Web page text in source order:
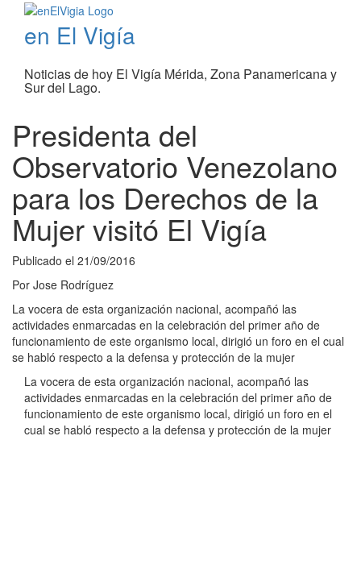
en El Vigía
Noticias de hoy El Vigía Mérida, Zona Panamericana y
Sur del Lago.
Presidenta del
Observatorio Venezolano
para los Derechos de la
Mujer visitó El Vigía
Publicado el 21/09/2016
Por Jose Rodríguez
La vocera de esta organización nacional, acompañó las
actividades enmarcadas en la celebración del primer año de
funcionamiento de este organismo local, dirigió un foro en el cual
se habló respecto a la defensa y protección de la mujer
La vocera de esta organización nacional, acompañó las
actividades enmarcadas en la celebración del primer año de
funcionamiento de este organismo local, dirigió un foro en el
cual se habló respecto a la defensa y protección de la mujer